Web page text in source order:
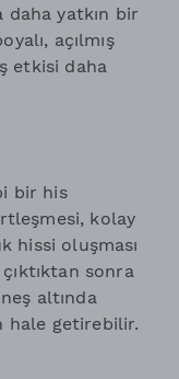
daha yatkın bir
açılmış
etkisi daha
bir his
kolay
hissi oluşması
sonra
altında
hale getirebilir.